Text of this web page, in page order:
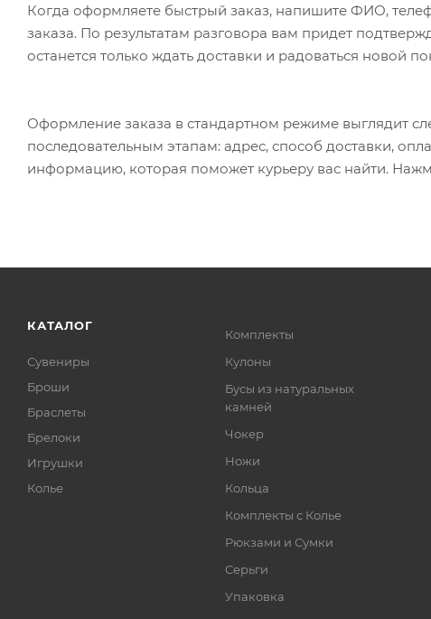
Когда оформляете быстрый заказ, напишите ФИО,
заказа. По результатам разговора вам придет
останется только ждать доставки и радоваться новой
Оформление заказа в стандартном режиме выглядит
последовательным этапам: адрес, способ доставки,
информацию, которая поможет курьеру вас найти.
КАТАЛОГ
Сувениры
Броши
Браслеты
Брелоки
Игрушки
Колье
Комплекты
Кулоны
Бусы из натуральных
камней
Чокер
Ножи
Кольца
Комплекты с Колье
Рюкзами и Сумки
Серьги
Упаковка